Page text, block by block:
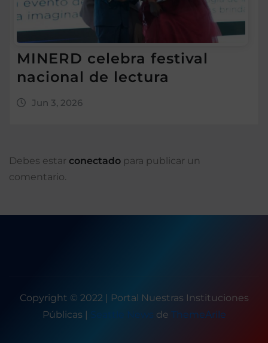
MINERD celebra festival
nacional de lectura
Jun 3, 2026
Debes estar conectado para publicar un
comentario.
Copyright © 2022 | Portal Nuestras Instituciones
Públicas
Seattle News de ThemeArile